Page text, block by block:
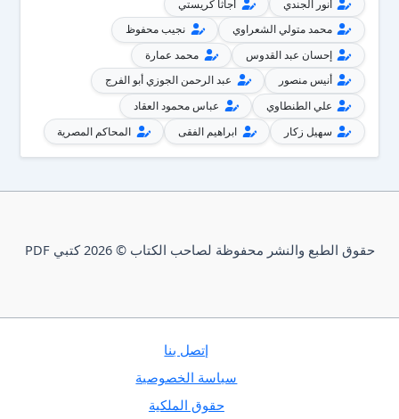
أنور الجندي
أجاثا كريستي
محمد متولي الشعراوي
نجيب محفوظ
إحسان عبد القدوس
محمد عمارة
أنيس منصور
عبد الرحمن الجوزي أبو الفرج
علي الطنطاوي
عباس محمود العقاد
سهيل زكار
ابراهيم الفقى المحاكم المصرية
حقوق الطبع والنشر محفوظة لصاحب الكتاب © 2026 كتبي PDF
إتصل بنا
سياسة الخصوصية
حقوق الملكية